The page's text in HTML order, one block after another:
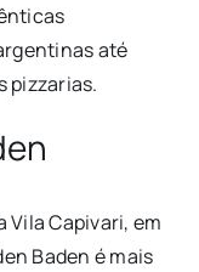
até
pizzarias.
Vila Capivari, em
Baden é mais